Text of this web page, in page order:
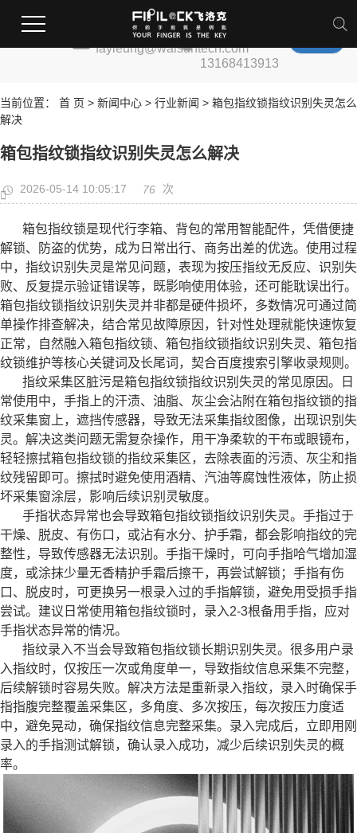
fayleung@walsuntech.com
全国服务热
线:
13168413913
当前位置： 首 页 > 新闻中心 > 行业新闻 > 箱包指纹锁指纹识别失灵怎么
解决
箱包指纹锁指纹识别失灵怎么解决
2026-05-14 10:05:17 76 次
箱包指纹锁是现代行李箱、背包的常用智能配件，凭借便捷
解锁、防盗的优势，成为日常出行、商务出差的优选。使用过程
中，指纹识别失灵是常见问题，表现为按压指纹无反应、识别失
败、反复提示验证错误等，既影响使用体验，还可能耽误出行。
箱包指纹锁指纹识别失灵并非都是硬件损坏，多数情况可通过简
单操作排查解决，结合常见故障原因，针对性处理就能快速恢复
正常，自然融入箱包指纹锁、箱包指纹锁指纹识别失灵、箱包指
纹锁维护等核心关键词及长尾词，契合百度搜索引擎收录规则。
指纹采集区脏污是箱包指纹锁指纹识别失灵的常见原因。日
常使用中，手指上的汗渍、油脂、灰尘会沾附在箱包指纹锁的指
纹采集窗上，遮挡传感器，导致无法采集指纹图像，出现识别失
灵。解决这类问题无需复杂操作，用干净柔软的干布或眼镜布，
轻轻擦拭箱包指纹锁的指纹采集区，去除表面的污渍、灰尘和指
纹残留即可。擦拭时避免使用酒精、汽油等腐蚀性液体，防止损
坏采集窗涂层，影响后续识别灵敏度。
手指状态异常也会导致箱包指纹锁指纹识别失灵。手指过于
干燥、脱皮、有伤口，或沾有水分、护手霜，都会影响指纹的完
整性，导致传感器无法识别。手指干燥时，可向手指哈气增加湿
度，或涂抹少量无香精护手霜后擦干，再尝试解锁；手指有伤
口、脱皮时，可更换另一根录入过的手指解锁，避免用受损手指
尝试。建议日常使用箱包指纹锁时，录入2-3根备用手指，应对
手指状态异常的情况。
指纹录入不当会导致箱包指纹锁长期识别失灵。很多用户录
入指纹时，仅按压一次或角度单一，导致指纹信息采集不完整，
后续解锁时容易失败。解决方法是重新录入指纹，录入时确保手
指指腹完整覆盖采集区，多角度、多次按压，每次按压力度适
中，避免晃动，确保指纹信息完整采集。录入完成后，立即用刚
录入的手指测试解锁，确认录入成功，减少后续识别失灵的概
率。